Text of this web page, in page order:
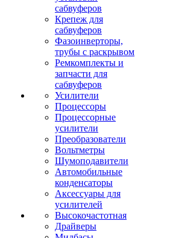
сабвуферов
Крепеж для
сабвуферов
Фазоинверторы,
трубы с раскрывом
Ремкомплекты и
запчасти для
сабвуферов
Усилители
Процессоры
Процессорные
усилители
Преобразователи
Вольтметры
Шумоподавители
Автомобильные
конденсаторы
Аксессуары для
усилителей
Высокочастотная
Драйверы